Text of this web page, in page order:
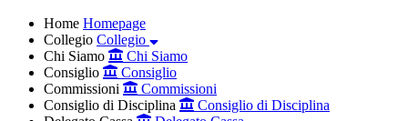
Home Homepage
Collegio Collegio
Chi Siamo
Chi Siamo
Consiglio
Consiglio
Commissioni
Commissioni
Consiglio di Disciplina
Consiglio di Disciplina